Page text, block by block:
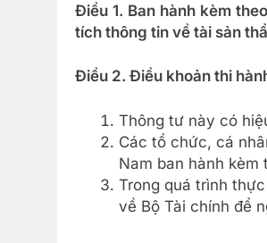
Điều 1. Ban hành kèm
tích thông tin về tài sản
Điều 2. Điều khoản thi
Thông tư này có
Các tổ chức, cá
Nam ban hành kèm
Trong quá trình
về Bộ Tài chính để